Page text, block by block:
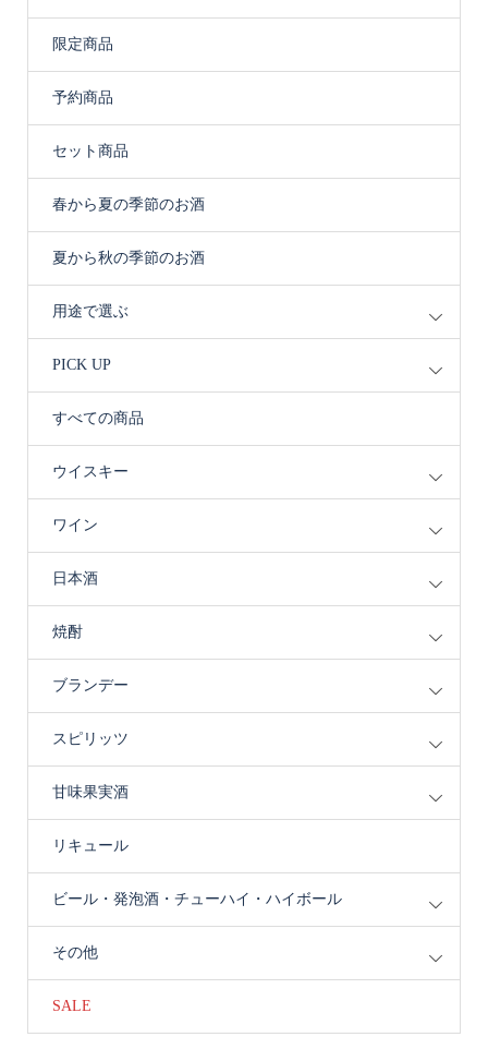
限定商品
予約商品
セット商品
春から夏の季節のお酒
夏から秋の季節のお酒
用途で選ぶ
PICK UP
すべての商品
ウイスキー
ワイン
日本酒
焼酎
ブランデー
スピリッツ
甘味果実酒
リキュール
ビール・発泡酒・チューハイ・ハイボール
その他
SALE